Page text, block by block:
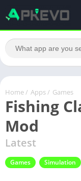
Home / Apps / Games
Fishing
Mod
Latest
Games Simulation